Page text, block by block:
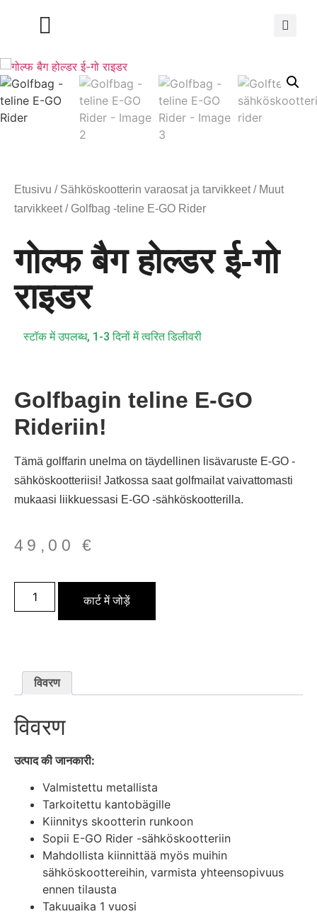
Etusivu / Sähköskootterin varaosat ja tarvikkeet/ Muut
tarvikkeet/ Golfbag -teline E-GO Rider
गोल्फ बैग होल्डर ई-गो
राइडर
स्टॉक में उपलब्ध, 1-3 दिनों में त्वरित डिलीवरी
Golfbagin teline E-GO
Rideriin!
Tämä golffarin unelma on täydellinen lisävaruste E-GO -
sähköskootteriisi! Jatkossa saat golfmailat vaivattomasti
mukaasi liikkuessasi E-GO -sähköskootterilla.
49,00€
कार्ट में जोड़ें
विवरण
विवरण
उत्पाद की जानकारी:
Valmistettu metallista
Tarkoitettu kantobägille
Kiinnitys skootterin runkoon
Sopii E-GO Rider -sähköskootteriin
Mahdollista kiinnittää myös muihin
sähköskoottereihin, varmista yhteensopivuus
ennen tilausta
Takuuaika 1 vuosi